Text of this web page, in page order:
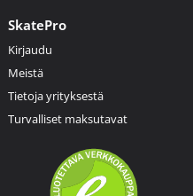
SkatePro
Kirjaudu
Meistä
Tietoja yrityksestä
Turvalliset maksutavat